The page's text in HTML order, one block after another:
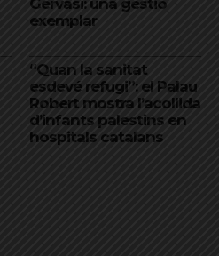
exemplar
“Quan la sanitat
esdevé refugi”: el Palau
Robert mostra l’acollida
d’infants palestins en
hospitals catalans